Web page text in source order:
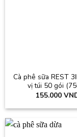
Cà phê sữa REST
vị túi 50 gói
155.000